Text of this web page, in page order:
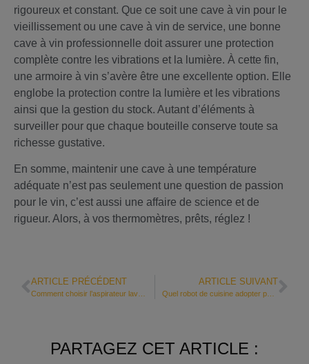
rigoureux et constant. Que ce soit une cave à vin pour le
vieillissement ou une cave à vin de service, une bonne
cave à vin professionnelle doit assurer une protection
complète contre les vibrations et la lumière. À cette fin,
une armoire à vin s’avère être une excellente option. Elle
englobe la protection contre la lumière et les vibrations
ainsi que la gestion du stock. Autant d’éléments à
surveiller pour que chaque bouteille conserve toute sa
richesse gustative.
En somme, maintenir une cave à une température
adéquate n’est pas seulement une question de passion
pour le vin, c’est aussi une affaire de science et de
rigueur. Alors, à vos thermomètres, prêts, réglez !
ARTICLE PRÉCÉDENT ARTICLE SUIVANT
Quel robot de cuisine adopter pour bébé ?
PARTAGEZ CET ARTICLE :